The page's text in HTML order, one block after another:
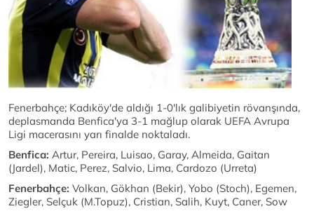
Fenerbahçe; Kadıköy'de aldığı 1-0'lık galibiyetin rövanşında,
deplasmanda Benfica'ya 3-1 mağlup olarak UEFA Avrupa
Ligi macerasını yarı finalde noktaladı.
Benfica: Artur, Pereira, Luisao, Garay, Almeida, Gaitan
(Jardel), Matic, Perez, Salvio, Lima, Cardozo (Urreta)
Fenerbahçe: Volkan, Gökhan (Bekir), Yobo (Stoch), Egemen,
Ziegler, Selçuk (M.Topuz), Cristian, Salih, Kuyt, Caner, Sow